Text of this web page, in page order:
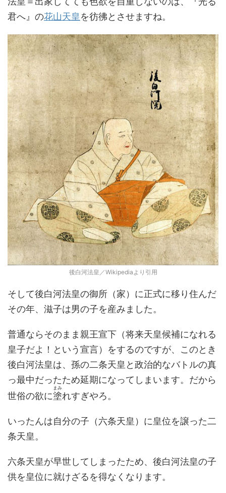
君へ』の花山天皇を彷彿とさせますね。
後白河法皇／Wikipediaより引用
そして後白河法皇の御所（家）に正式に移り住んだ
その年、滋子は男の子を産みました。
普通ならそのまま親王宣下（将来天皇候補になれる
皇子だよ！という宣言）をするのですが、このとき
後白河法皇は、孫の二条天皇と政治的なバトルの真
っ最中だったため延期になってしまいます。だから
世俗の欲に塗
まみ
れすぎやろ。
いったんは自分の子（六条天皇）に皇位を譲った二
条天皇。
六条天皇が早世してしまったため、後白河法皇の子
供を皇位に就けざるを得なくなります。